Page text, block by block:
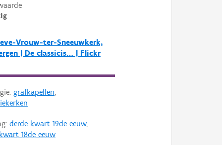
Vrouw-ter-Sneeuwkerk,
| De classicis… | Flickr
grafkapellen,
derde kwart 19de eeuw,
18de eeuw